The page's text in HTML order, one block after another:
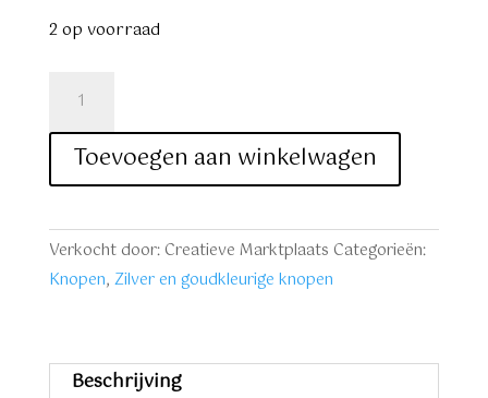
2 op voorraad
knopen
met
zwart
stuks
aantal
Toevoegen aan winkelwagen
Verkocht door: Creatieve Marktplaats Categorieën:
Knopen, Zilver en goudkleurige knopen
Beschrijving